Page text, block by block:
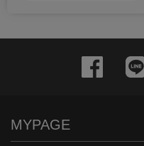
MYPAGE